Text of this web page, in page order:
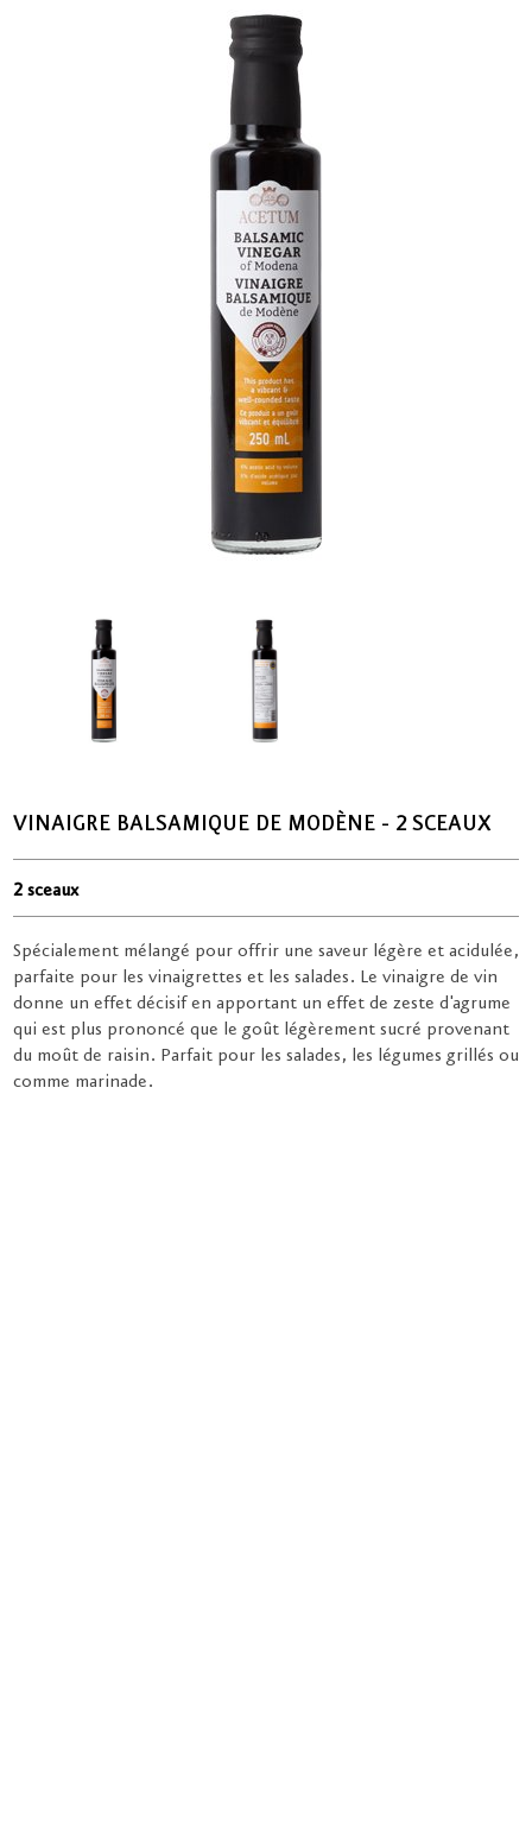
VINAIGRE BALSAMIQUE DE MODÈNE - 2 SCEAUX
2 sceaux
Spécialement mélangé pour offrir une saveur légère et acidulée,
parfaite pour les vinaigrettes et les salades. Le vinaigre de vin
donne un effet décisif en apportant un effet de zeste d'agrume
qui est plus prononcé que le goût légèrement sucré provenant
du moût de raisin. Parfait pour les salades, les légumes grillés ou
comme marinade.